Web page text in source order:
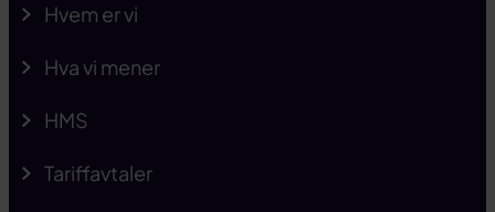
Hvem er vi
Hva vi mener
HMS
Tariffavtaler